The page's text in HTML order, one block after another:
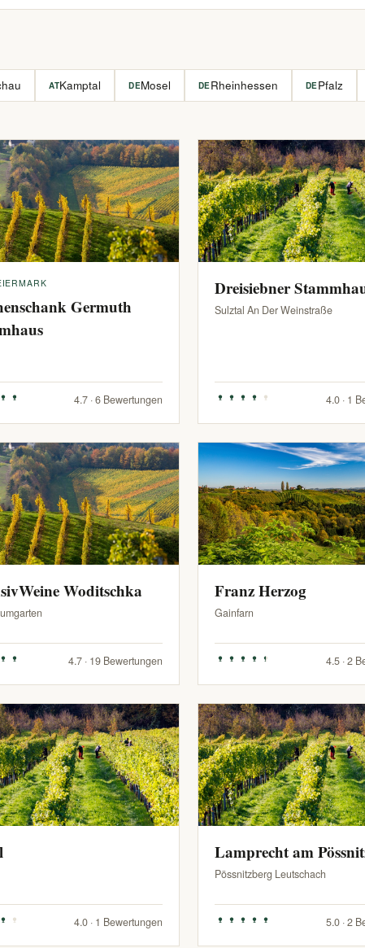
ATKamptal DEMosel DE Rheinhessen DE Pfalz
Germuth
4.7 · 6 Bewertungen
Dreisiebner
Sulztal An Der Weinstraße
4.0 · 1
Woditschka
4.7 · 19 Bewertungen
Franz Herzog
Gainfarn
4.5 · 2
4.0 · 1 Bewertungen
Lamprecht am
Pössnitzberg Leutschach
5.0 · 2